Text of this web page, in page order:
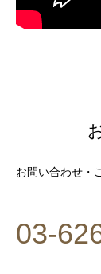
お問い合わせ・
03-